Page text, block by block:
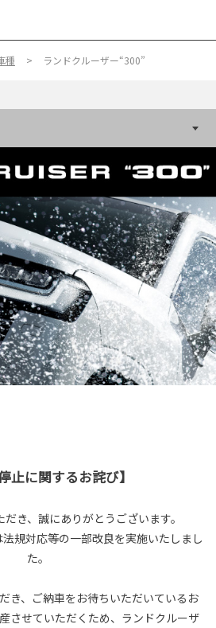
種 ランドクルーザー“300”
止に関するお詫び】
き、誠にありがとうございます。
規対応等の一部改良を実施いたしまし
た。
き、ご納車をお待ちいただいているお
させていただくため、ランドクルーザ